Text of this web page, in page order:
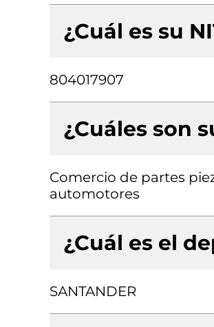
¿Cuál es su
804017907
¿Cuáles son
Comercio de partes
automotores
¿Cuál es el
SANTANDER